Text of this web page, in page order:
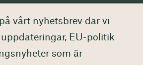
vårt nyhetsbrev där vi
EU-politik
som är